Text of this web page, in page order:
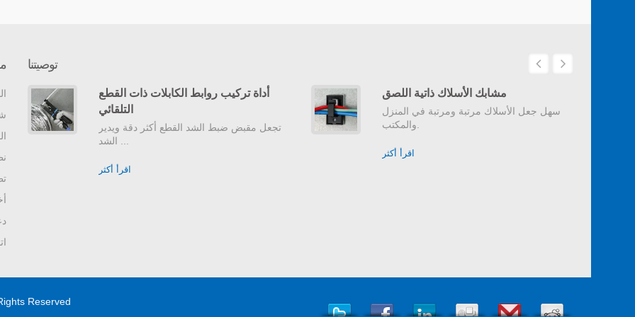
توصيتنا
أداة تركيب روابط الكابلات ذات القطع
التلقائي
تجعل مقبض ضبط الشد القطع أكثر دقة ويدير
الشد ...
اقرأ أكثر
مشابك الأسلاك ذاتية اللصق
سهل جعل الأسلاك مرتبة ومرتبة في المنزل
والمكتب.
اقرأ أكثر
Reserved.